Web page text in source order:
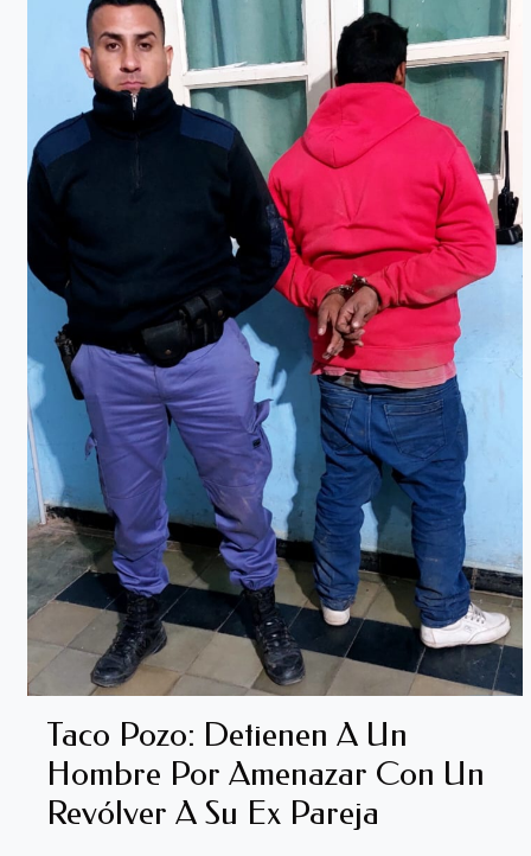
Taco Pozo: Detienen A Un
Hombre Por Amenazar Con Un
Revólver A Su Ex Pareja